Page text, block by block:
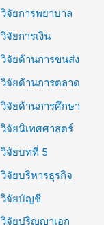
วิจัยการพยาบาล
วิจัยการเงิน
วิจัยด้านการขนส่ง
วิจัยด้านการตลาด
วิจัยด้านการศึกษา
วิจัยนิเทศศาสตร์
วิจัยบทที่ 5
วิจัยบริหารธุรกิจ
วิจัยบัญชี
วิจัยปริญญาเอก